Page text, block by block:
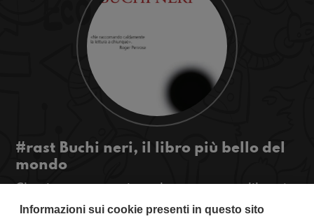
#rast Buchi neri, il libro più bello del
mondo
fantastico e attenzione alle prugne...
Informazioni sui cookie presenti in questo sito